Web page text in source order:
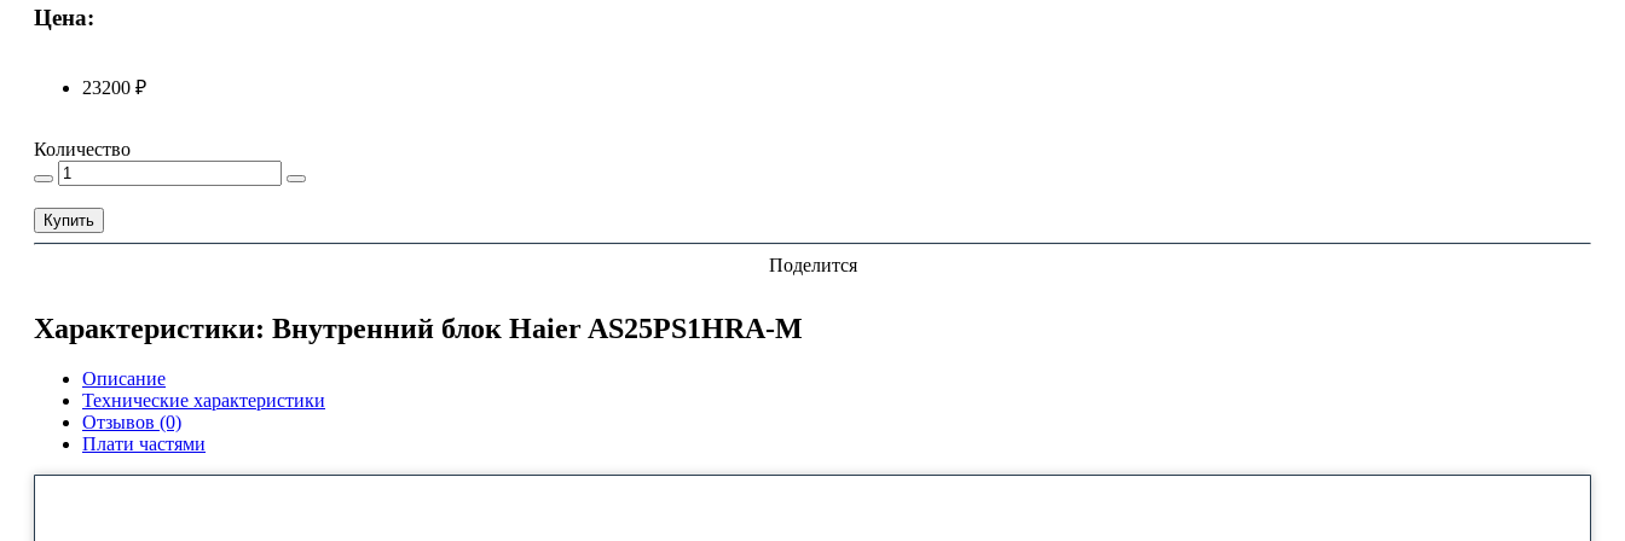
Цена:
23200 ₽
Количество
Купить
Поделится
Характеристики: Внутренний блок Haier AS25PS1HRA-M
Описание
Технические характеристики
Отзывов (0)
Плати частями